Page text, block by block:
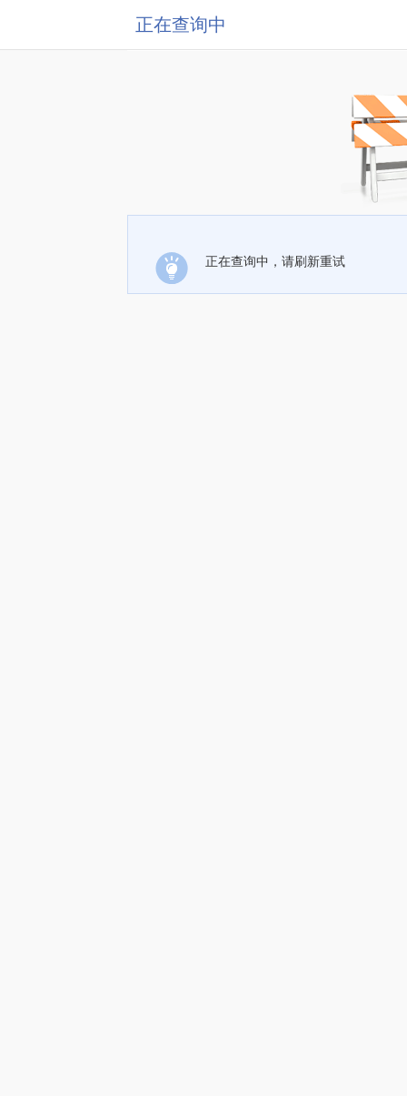
正在查询中
正在查询中，请刷新重试